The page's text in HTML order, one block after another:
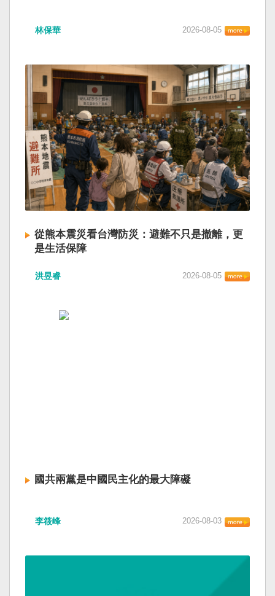
林保華 2026-08-05
從熊本震災看台灣防災：避難不只是撤離，更
是生活保障
洪昱睿 2026-08-05
國共兩黨是中國民主化的最大障礙
李筱峰 2026-08-03